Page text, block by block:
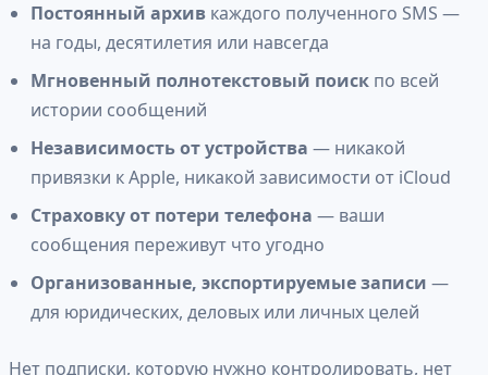
Постоянный архив каждого полученного SMS —
на годы, десятилетия или навсегда
Мгновенный полнотекстовый поиск по всей
истории сообщений
Независимость от устройства — никакой
привязки к Apple, никакой зависимости от iCloud
Страховку от потери телефона — ваши
сообщения переживут что угодно
Организованные, экспортируемые записи —
для юридических, деловых или личных целей
Нет подписки, которую нужно контролировать, нет